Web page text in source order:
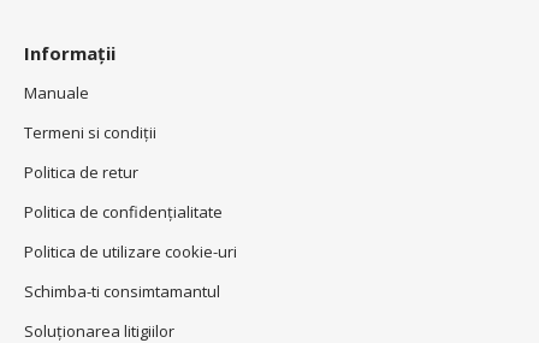
Informații
Manuale
Termeni si condiţii
Politica de retur
Politica de confidenţialitate
Politica de utilizare cookie-uri
Schimba-ti consimtamantul
Soluționarea litigiilor